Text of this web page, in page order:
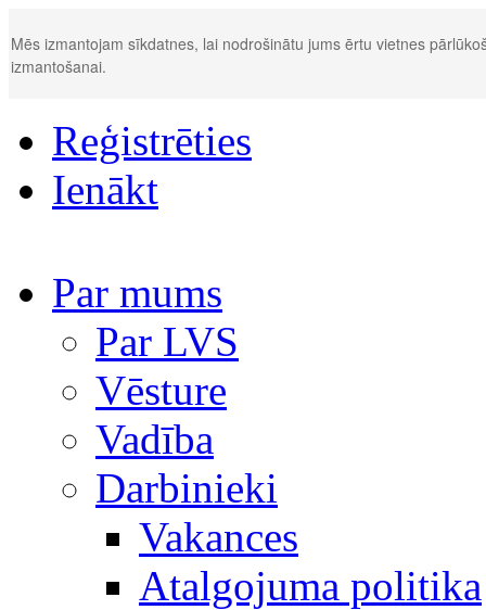
Mēs izmantojam sīkdatnes, lai nodrošinātu jums ērtu vietnes
izmantošanai.
Reģistrēties
Ienākt
Par mums
Par LVS
Vēsture
Vadība
Darbinieki
Vakances
Atalgojuma politika